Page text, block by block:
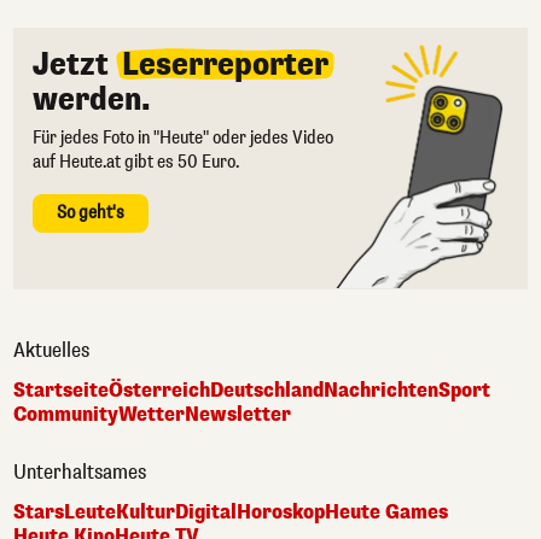
Jetzt Leserreporter
werden.
Für jedes Foto in "Heute" oder jedes Video
auf Heute.at gibt es 50 Euro.
So geht's
Aktuelles
StartseiteÖsterreichDeutschlandNachrichtenSport
CommunityWetterNewsletter
Unterhaltsames
StarsLeuteKulturDigital HoroskopHeute Games